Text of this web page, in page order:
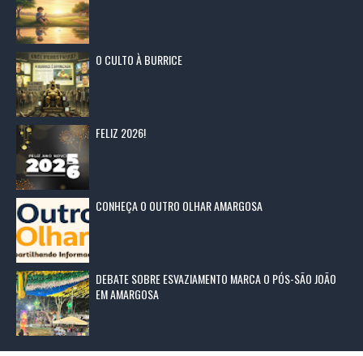
O CULTO À BURRICE
FELIZ 2026!
CONHEÇA O OUTRO OLHAR AMARGOSA
DEBATE SOBRE ESVAZIAMENTO MARCA O PÓS-SÃO JOÃO
EM AMARGOSA